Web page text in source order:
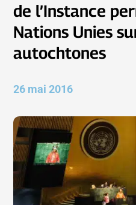
de l’Instance
Nations Unies
autochtones
26 mai 2016